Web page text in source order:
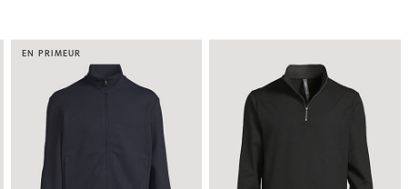
EN PRIMEUR